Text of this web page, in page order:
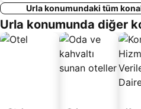
Urla konumundaki tüm
Urla konumunda diğer